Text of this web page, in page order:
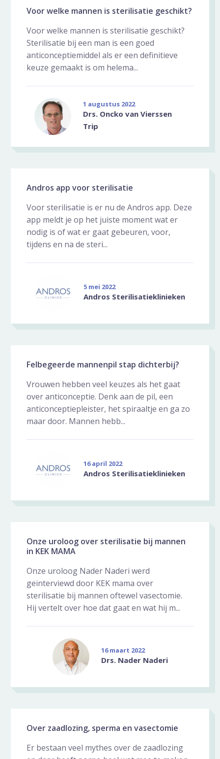
Voor welke mannen is sterilisatie geschikt?
Voor welke mannen is sterilisatie geschikt?
Sterilisatie bij een man is een goed
anticonceptiemiddel als er een definitieve
keuze gemaakt is om helema...
1 augustus 2022
Drs. Oncko van Vierssen
Trip
Andros app voor sterilisatie
Voor sterilisatie is er nu de Andros app. Deze
app meldt je op het juiste moment wat er
nodig is of wat er gaat gebeuren, voor,
tijdens en na de steri...
5 mei 2022
Andros Sterilisatieklinieken
Felbegeerde mannenpil stap dichterbij?
Vrouwen hebben veel keuzes als het gaat
over anticonceptie. Denk aan de pil, een
anticonceptiepleister, het spiraaltje en ga zo
maar door. Mannen hebb...
16 april 2022
Andros Sterilisatieklinieken
Onze uroloog over sterilisatie bij mannen
in KEK MAMA
Onze uroloog Nader Naderi werd
geïnterviewd door KEK mama over
sterilisatie bij mannen oftewel vasectomie.
Hij vertelt over hoe dat gaat en wat hij m...
16 maart 2022
Drs. Nader Naderi
Over zaadlozing, sperma en vasectomie
Er bestaan veel mythes over de zaadlozing